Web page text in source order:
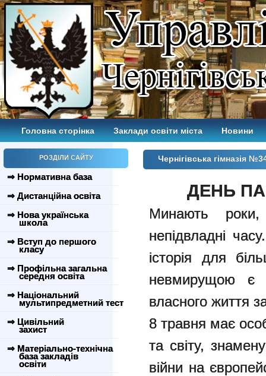
Головна сторінка Заклади освіти міста Новини
РОЗДІЛИ САЙТУ
⇒ Нормативна база
⇒ Дистанційна освіта
⇒ Нова українська
школа
⇒ Вступ до першого
класу
⇒ Профільна загальна
середня освіта
⇒ Національний
мультипредметний тест
⇒ Цивільний
захист
⇒ Матеріально-технічна
база закладів
освіти
Чернігівська гімназія
ДЕНЬ
Минають
непідвладні
історія для
невмирущою є
власного життя
8 травня має
та світу,
війни на